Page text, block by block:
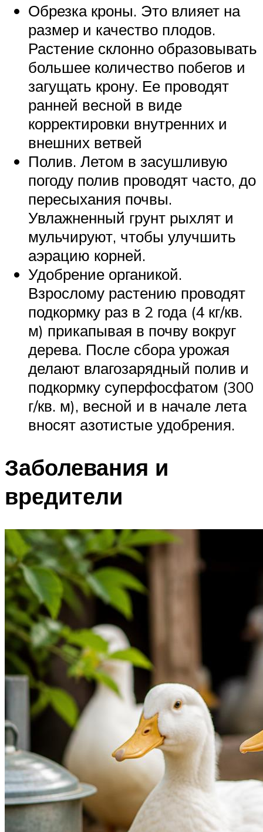
Обрезка кроны. Это влияет на
размер и качество плодов.
Растение склонно образовывать
большее количество побегов и
загущать крону. Ее проводят
ранней весной в виде
корректировки внутренних и
внешних ветвей
Полив. Летом в засушливую
погоду полив проводят часто, до
пересыхания почвы.
Увлажненный грунт рыхлят и
мульчируют, чтобы улучшить
аэрацию корней.
Удобрение органикой.
Взрослому растению проводят
подкормку раз в 2 года (4 кг/кв.
м) прикапывая в почву вокруг
дерева. После сбора урожая
делают влагозарядный полив и
подкормку суперфосфатом (300
г/кв. м), весной и в начале лета
вносят азотистые удобрения.
Заболевания и
вредители